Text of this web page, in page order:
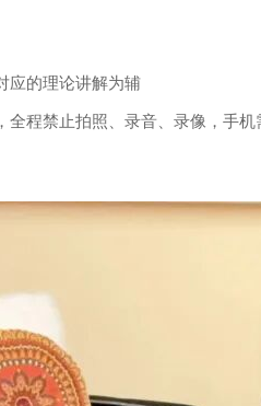
应的理论讲解为辅
全程禁止拍照、录音、录像，手